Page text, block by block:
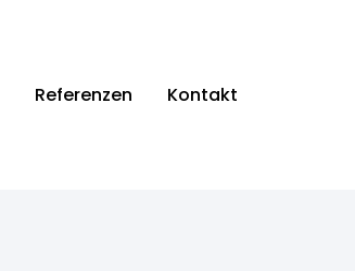
Referenzen Kontakt